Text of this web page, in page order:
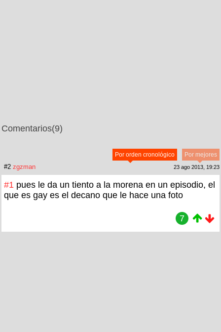
Comentarios(9)
Por mejores
Por orden cronológico
#2 zgzman 23 ago 2013, 19:23
#1 pues le da un tiento a la morena en un episodio, el
que es gay es el decano que le hace una foto
7